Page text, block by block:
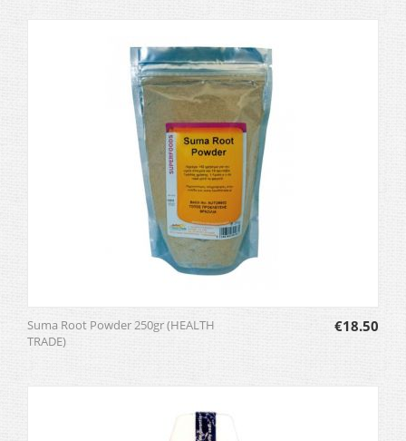
Suma Root Powder 250gr (HEALTH
TRADE)
€18.50